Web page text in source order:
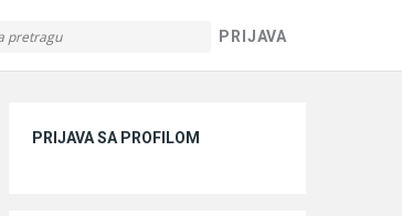
PRIJAVA
PRIJAVA SA PROFILOM